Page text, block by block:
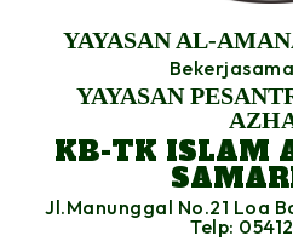
YAYASAN AL-
YAYASAN
KB-TK ISLAM
Jl.Manunggal No.21 Loa
Telp: